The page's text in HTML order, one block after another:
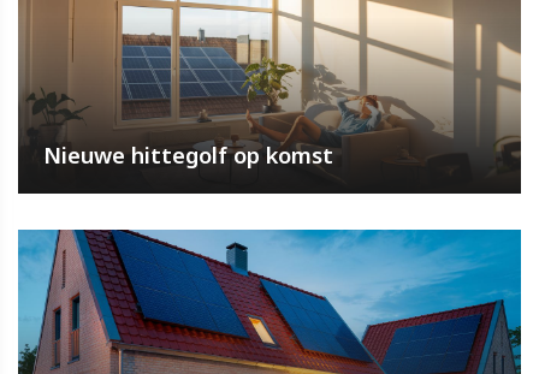
Nieuwe hittegolf op komst